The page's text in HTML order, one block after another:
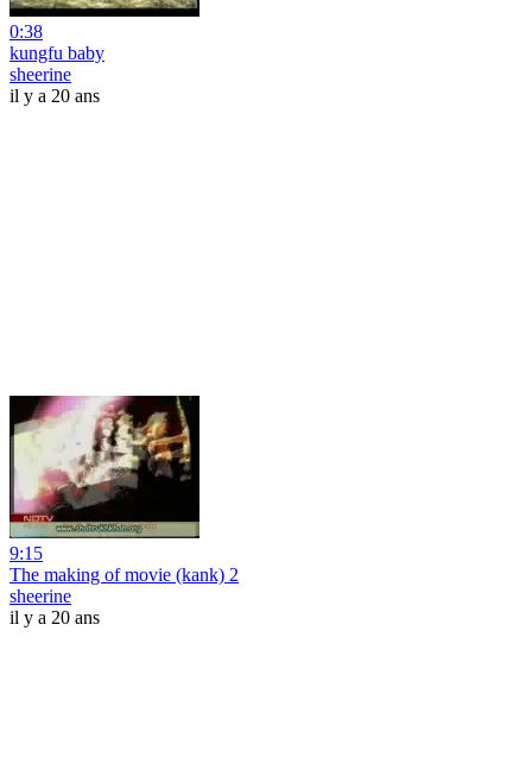
0:38
kungfu baby
sheerine
il y a 20 ans
9:15
The making of movie (kank) 2
sheerine
il y a 20 ans